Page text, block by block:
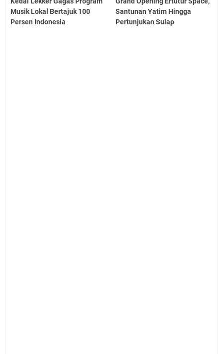
Musik Lokal Bertajuk 100
Persen Indonesia
Santunan Yatim Hingga
Pertunjukan Sulap